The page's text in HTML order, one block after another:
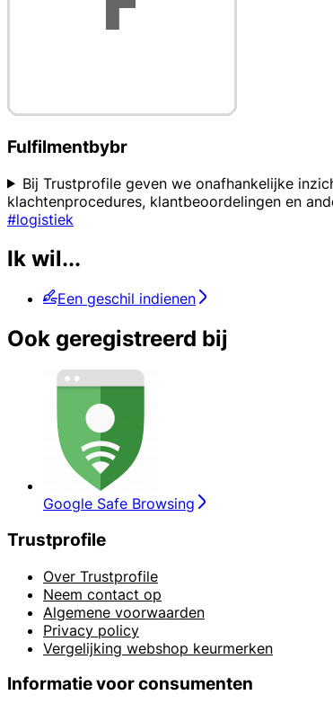
Fulfilmentbybr
Bij Trustprofile geven we onafhankelijke
klachtenprocedures, klantbeoordelingen en
#logistiek
Ik wil...
Een geschil indienen
Ook geregistreerd bij
Google Safe Browsing
Trustprofile
Over Trustprofile
Neem contact op
Algemene voorwaarden
Privacy policy
Vergelijking webshop keurmerken
Informatie voor consumenten